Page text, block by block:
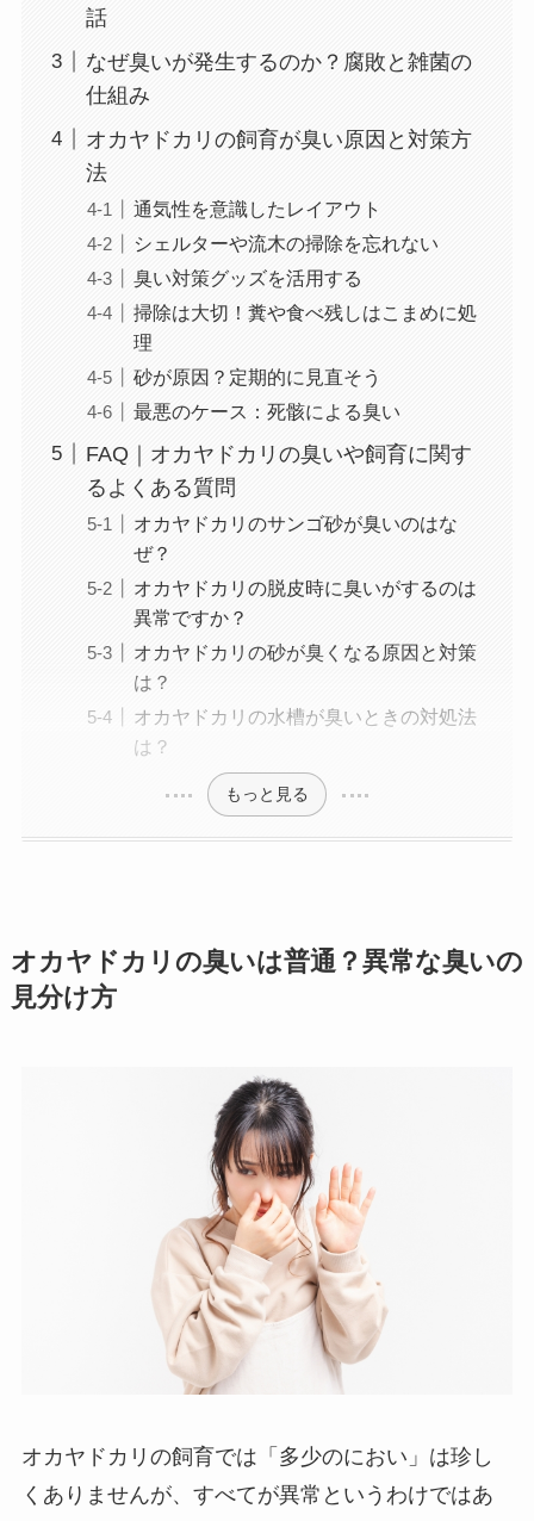
話
なぜ臭いが発生するのか？腐敗と雑菌の
仕組み
オカヤドカリの飼育が臭い原因と対策方
法
通気性を意識したレイアウト
シェルターや流木の掃除を忘れない
臭い対策グッズを活用する
掃除は大切！糞や食べ残しはこまめに処
理
砂が原因？定期的に見直そう
最悪のケース：死骸による臭い
FAQ｜オカヤドカリの臭いや飼育に関す
るよくある質問
オカヤドカリのサンゴ砂が臭いのはな
ぜ？
オカヤドカリの脱皮時に臭いがするのは
異常ですか？
オカヤドカリの砂が臭くなる原因と対策
は？
オカヤドカリの水槽が臭いときの対処法
は？
もっと見る
オカヤドカリの臭いは普通？異常な臭いの
見分け方
オカヤドカリの飼育では「多少のにおい」は珍し
くありませんが、すべてが異常というわけではあ